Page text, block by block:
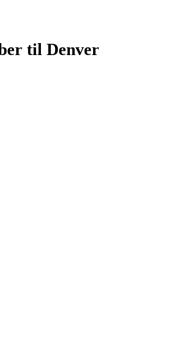
til Denver